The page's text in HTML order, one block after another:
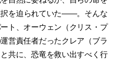
択を迫られていた――。そんな
ト、オーウェン（クリス・プ
営責任者だったクレア（ブラ
共に、恐竜を救い出すべく行